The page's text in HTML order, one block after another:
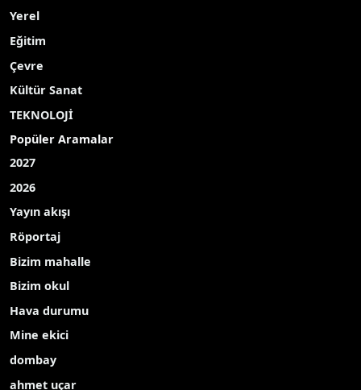
Yerel
Eğitim
Çevre
Kültür Sanat
TEKNOLOJİ
Popüler Aramalar
2027
2026
Yayın akışı
Röportaj
Bizim mahalle
Bizim okul
Hava durumu
Mine ekici
dombay
ahmet uçar